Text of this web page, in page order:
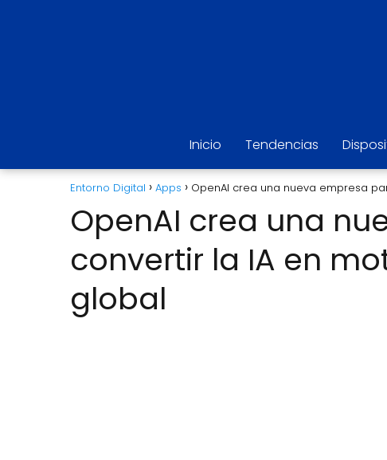
Inicio Tendencias
Entorno Digital Apps OpenAI crea una nueva empresa
OpenAI crea una
convertir la IA en
global